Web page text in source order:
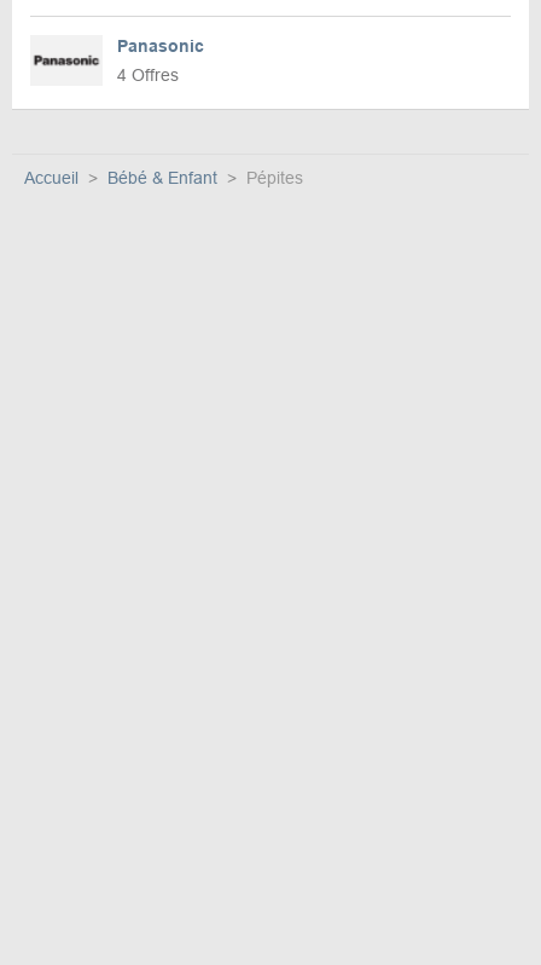
Panasonic
4 Offres
Accueil Bébé & Enfant Pépites